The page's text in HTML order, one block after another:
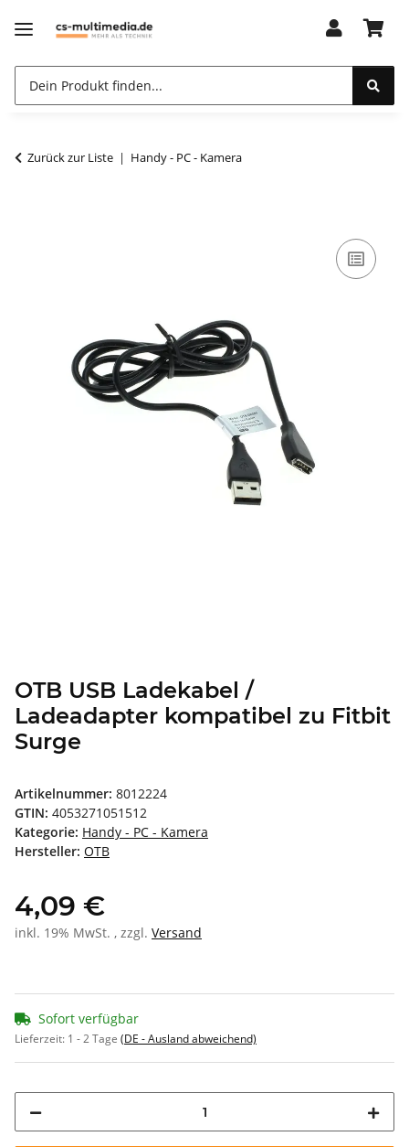
Zurück zur Liste Handy - PC - Kamera
OTB USB Ladekabel /
Ladeadapter kompatibel zu Fitbit
Surge
Artikelnummer: 8012224
GTIN: 4053271051512
Kategorie: Handy - PC - Kamera
Hersteller: OTB
4,09 €
inkl. 19% MwSt. , zzgl. Versand
Sofort verfügbar
Lieferzeit: 1 - 2 Tage (DE - Ausland abweichend)